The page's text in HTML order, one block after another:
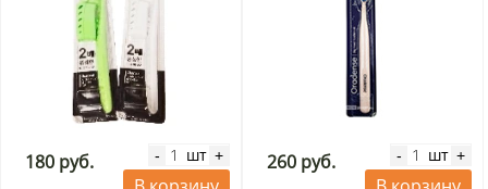
180 руб. - шт + 260 руб. - шт +